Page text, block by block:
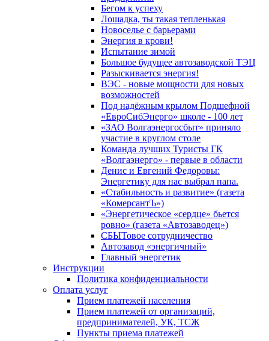
Бегом к успеху
Лошадка, ты такая тепленькая
Новоселье с барьерами
Энергия в крови!
Испытание зимой
Большое будущее автозаводской ТЭЦ
Разыскивается энергия!
ВЭС - новые мощности для новых
возможностей
Под надёжным крылом Подшефной
«ЕвроСибЭнерго» школе - 100 лет
«ЗАО Волгаэнергосбыт» приняло
участие в круглом столе
Команда лучших Туристы ГК
«Волгаэнерго» - первые в области
Денис и Евгений Федоровы:
Энергетику для нас выбрал папа.
«Стабильность и развитие» (газета
«КомерсантЪ»)
«Энергетическое «сердце» бьется
ровно» (газета «Автозаводец»)
СБЫТовое сотрудничество
Автозавод «энергичный»
Главный энергетик
Инструкции
Политика конфиденциальности
Оплата услуг
Прием платежей населения
Прием платежей от организаций,
предпринимателей, УК, ТСЖ
Пункты приема платежей